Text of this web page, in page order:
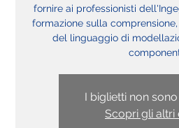
fornire ai professionisti
formazione sulla
del linguaggio di
I biglietti non
Scopri gli altri